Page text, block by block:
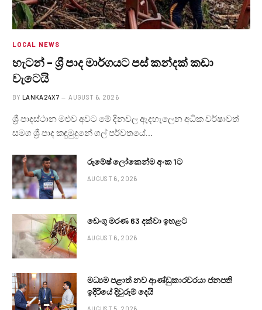
LOCAL NEWS
හැටන් – ශ්‍රී පාද මාර්ගයට පස් කන්දක් කඩා
වැටෙයි
BY LANKA24X7 AUGUST 6, 2026
ශ්‍රී පාදස්ථාන මළුව අවට මේ දිනවල ඇදහැලෙන අධික වර්ෂාවත්
සමග ශ්‍රී පාද කඳුමුදුනේ ගල් පර්වතයේ…
රුමේෂ් ලෝකෙන්ම අංක 1ට
AUGUST 6, 2026
ඩෙංගු මරණ 63 දක්වා ඉහළට
AUGUST 6, 2026
මධ්‍යම පළාත් නව ආණ්ඩුකාරවරයා ජනපති
ඉදිරියේ දිවුරුම් දෙයි